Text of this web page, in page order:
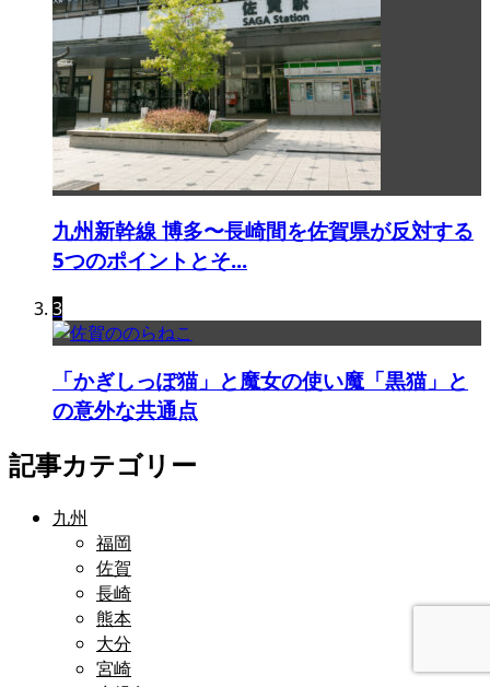
九州新幹線 博多〜長崎間を佐賀県が反対する
5つのポイントとそ...
3
「かぎしっぽ猫」と魔女の使い魔「黒猫」と
の意外な共通点
記事カテゴリー
九州
福岡
佐賀
長崎
熊本
大分
宮崎